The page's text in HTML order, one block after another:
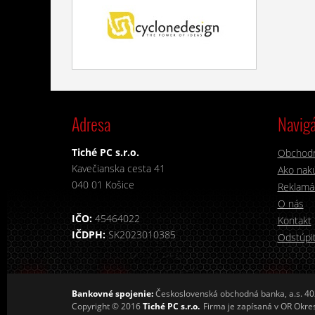
Adresa
Tiché PC s.r.o.
Kavečianska cesta 41
040 01 Košice
IČO: 45464022
IČDPH: SK2023010385
Ako
O nás
Kontakt
Bankovné spojenie:Československá obchodná banka, a.s.
Copyright © 2016Tiché PC s.r.o. Firma je zapísaná v OR